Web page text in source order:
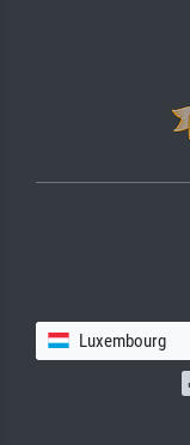
Luxembourg